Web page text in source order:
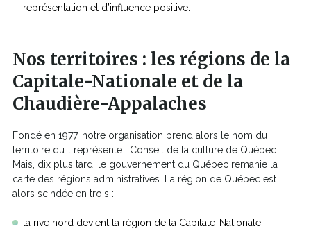
représentation et d’influence positive.
Nos territoires : les régions de la
Capitale-Nationale et de la
Chaudière-Appalaches
Fondé en 1977, notre organisation prend alors le nom du
territoire qu’il représente : Conseil de la culture de Québec.
Mais, dix plus tard, le gouvernement du Québec remanie la
carte des régions administratives. La région de Québec est
alors scindée en trois :
la rive nord devient la région de la Capitale-Nationale,